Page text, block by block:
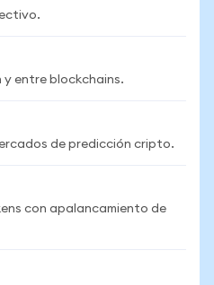
y entre blockchains.
de predicción cripto.
con apalancamiento de